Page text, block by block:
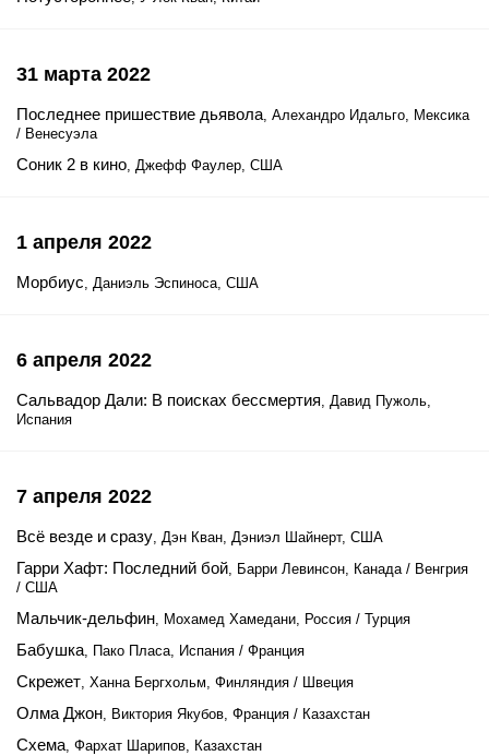
31 марта 2022
Последнее пришествие дьявола, Алехандро Идальго, Мексика
/ Венесуэла
Соник 2 в кино, Джефф Фаулер, США
1 апреля 2022
Морбиус, Даниэль Эспиноса, США
6 апреля 2022
Сальвадор Дали: В поисках бессмертия, Давид Пужоль,
Испания
7 апреля 2022
Всё везде и сразу, Дэн Кван, Дэниэл Шайнерт, США
Гарри Хафт: Последний бой, Барри Левинсон, Канада / Венгрия
/ США
Мальчик-дельфин, Мохамед Хамедани, Россия / Турция
Бабушка, Пако Пласа, Испания / Франция
Скрежет, Ханна Бергхольм, Финляндия / Швеция
Олма Джон, Виктория Якубов, Франция / Казахстан
Схема, Фархат Шарипов, Казахстан